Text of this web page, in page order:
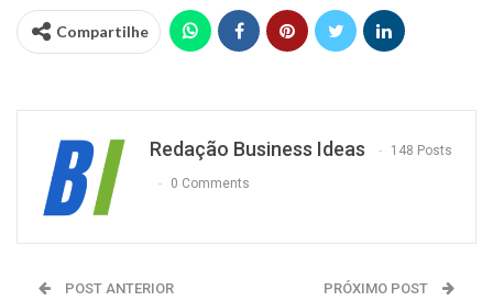
Compartilhe
Redação Business Ideas 148 Posts
0 Comments
POST ANTERIOR PRÓXIMO POST